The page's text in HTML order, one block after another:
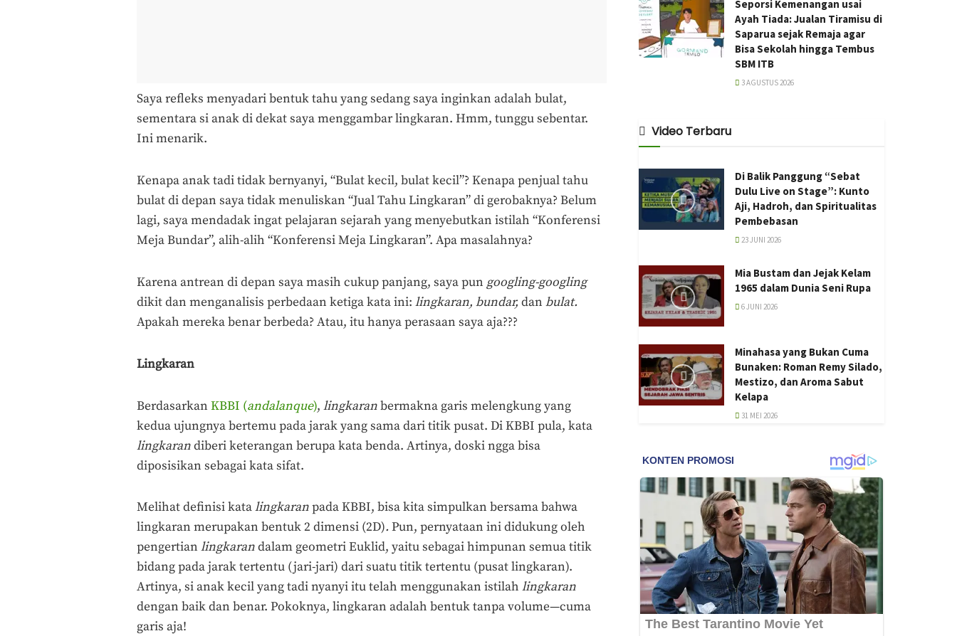
Saya refleks menyadari bentuk tahu yang sedang saya inginkan adalah bulat,
sementara si anak di dekat saya menggambar lingkaran. Hmm, tunggu sebentar.
Ini menarik.
Kenapa anak tadi tidak bernyanyi, “Bulat kecil, bulat kecil”? Kenapa penjual tahu
bulat di depan saya tidak menuliskan “Jual Tahu Lingkaran” di gerobaknya? Belum
lagi, saya mendadak ingat pelajaran sejarah yang menyebutkan istilah “Konferensi
Meja Bundar”, alih-alih “Konferensi Meja Lingkaran”. Apa masalahnya?
Karena antrean di depan saya masih cukup panjang, saya pun googling-googling
dikit dan menganalisis perbedaan ketiga kata ini: lingkaran, bundar,dan bulat.
Apakah mereka benar berbeda? Atau, itu hanya perasaan saya aja???
Lingkaran
Berdasarkan KBBI (andalanque), lingkaranbermakna garis melengkung yang
kedua ujungnya bertemu pada jarak yang sama dari titik pusat. Di KBBI pula, kata
lingkarandiberi keterangan berupa kata benda. Artinya, doski ngga bisa
diposisikan sebagai kata sifat.
Melihat definisi katalingkaranpada KBBI, bisa kita simpulkan bersama bahwa
lingkaran merupakan bentuk 2 dimensi (2D).Pun, pernyataan ini didukung oleh
pengertian lingkarandalam geometri Euklid, yaitu sebagai himpunan semua titik
bidang pada jarak tertentu (jari-jari) dari suatu titik tertentu (pusat lingkaran).
Artinya, si anak kecil yang tadi nyanyi itu telah menggunakan istilah lingkaran
dengan baik dan benar. Pokoknya, lingkaran adalah bentuk tanpa volume—cuma
garis aja!
Seporsi Kemenangan usai
Ayah Tiada: Jualan Tiramisu di
Saparua sejak Remaja agar
Bisa Sekolah hingga Tembus
SBM ITB
3 AGUSTUS 2026
Video Terbaru
Di Balik Panggung “Sebat
Dulu Live on Stage”: Kunto
Aji, Hadroh, dan Spiritualitas
Pembebasan
23 JUNI 2026
Mia Bustam dan Jejak Kelam
1965 dalam Dunia Seni Rupa
6 JUNI 2026
Minahasa yang Bukan Cuma
Bunaken: Roman Remy Silado,
Mestizo, dan Aroma Sabut
Kelapa
31 MEI 2026